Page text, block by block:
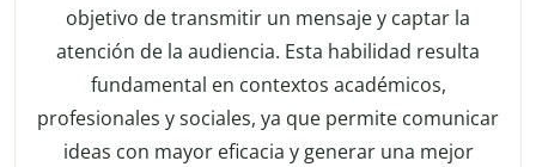
objetivo de transmitir un mensaje y captar la
atención de la audiencia. Esta habilidad resulta
fundamental en contextos académicos,
profesionales y sociales, ya que permite comunicar
ideas con mayor eficacia y generar una mejor